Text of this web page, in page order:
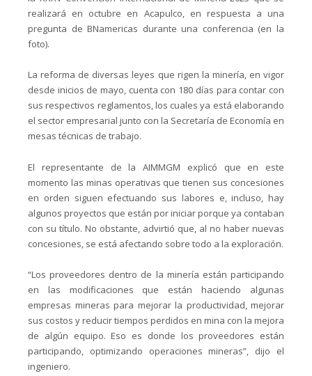
realizará en octubre en Acapulco, en respuesta a una
pregunta de BNamericas durante una conferencia (en la
foto).
La reforma de diversas leyes que rigen la minería, en vigor
desde inicios de mayo, cuenta con 180 días para contar con
sus respectivos reglamentos, los cuales ya está elaborando
el sector empresarial junto con la Secretaría de Economía en
mesas técnicas de trabajo.
El representante de la AIMMGM explicó que en este
momento las minas operativas que tienen sus concesiones
en orden siguen efectuando sus labores e, incluso, hay
algunos proyectos que están por iniciar porque ya contaban
con su título. No obstante, advirtió que, al no haber nuevas
concesiones, se está afectando sobre todo a la exploración.
“Los proveedores dentro de la minería están participando
en las modificaciones que están haciendo algunas
empresas mineras para mejorar la productividad, mejorar
sus costos y reducir tiempos perdidos en mina con la mejora
de algún equipo. Eso es donde los proveedores están
participando, optimizando operaciones mineras”, dijo el
ingeniero.